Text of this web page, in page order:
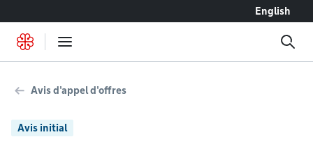
English
Avis d'appel d'offres
Avis initial